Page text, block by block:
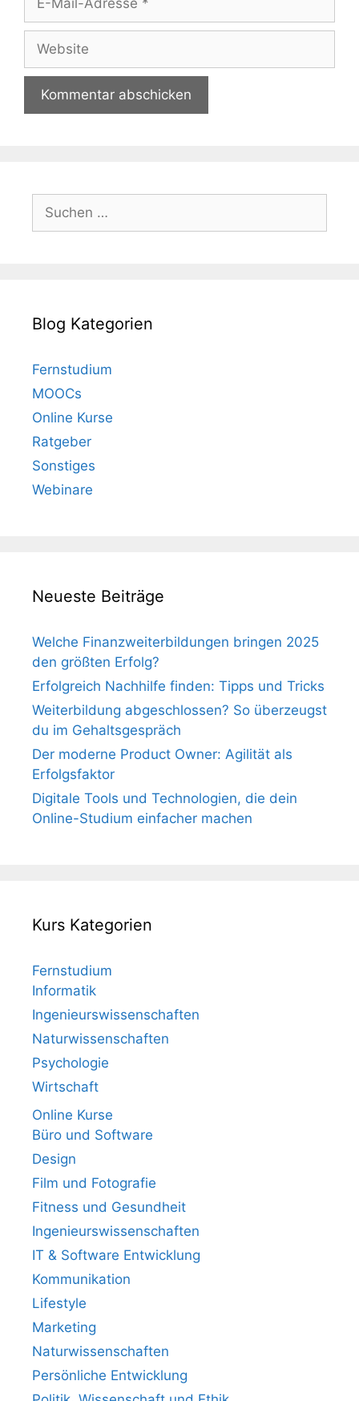
Mail-
Adresse
nach:
Blog Kategorien
Fernstudium
MOOCs
Online Kurse
Ratgeber
Sonstiges
Webinare
Neueste Beiträge
Welche Finanzweiterbildungen bringen 2025
den größten Erfolg?
Erfolgreich Nachhilfe finden: Tipps und Tricks
Weiterbildung abgeschlossen? So überzeugst
du im Gehaltsgespräch
Der moderne Product Owner: Agilität als
Erfolgsfaktor
Digitale Tools und Technologien, die dein
Online-Studium einfacher machen
Kurs Kategorien
Fernstudium
Informatik
Ingenieurswissenschaften
Naturwissenschaften
Psychologie
Wirtschaft
Online Kurse
Büro und Software
Design
Film und Fotografie
Fitness und Gesundheit
Ingenieurswissenschaften
IT & Software Entwicklung
Kommunikation
Lifestyle
Marketing
Naturwissenschaften
Persönliche Entwicklung